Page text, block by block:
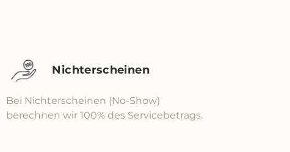
Nichterscheinen
Bei Nichterscheinen (No-Show)
berechnen wir 100% des Servicebetrags.